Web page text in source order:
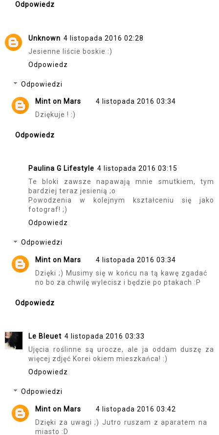
Odpowiedz
Unknown 4 listopada 2016 02:28
Jesienne liście boskie :)
Odpowiedz
Odpowiedzi
Mint on Mars
4 listopada 2016 03:34
Dziękuje ! :)
Odpowiedz
Paulina G Lifestyle 4 listopada 2016 03:15
Te bloki zawsze napawają mnie smutkiem, tym
bardziej teraz jesienią ;o
Powodzenia w kolejnym kształceniu się jako
fotograf! ;)
Odpowiedz
Odpowiedzi
Mint on Mars
4 listopada 2016 03:34
Dzięki ;) Musimy się w końcu na tą kawę zgadać
no bo za chwilę wylecisz i będzie po ptakach :P
Odpowiedz
Le Bleuet 4 listopada 2016 03:33
Ujęcia roślinne są urocze, ale ja oddam duszę za
więcej zdjęć Korei okiem mieszkańca! :)
Odpowiedz
Odpowiedzi
Mint on Mars
4 listopada 2016 03:42
Dzięki za uwagi ;) Jutro ruszam z aparatem na
miasto :D